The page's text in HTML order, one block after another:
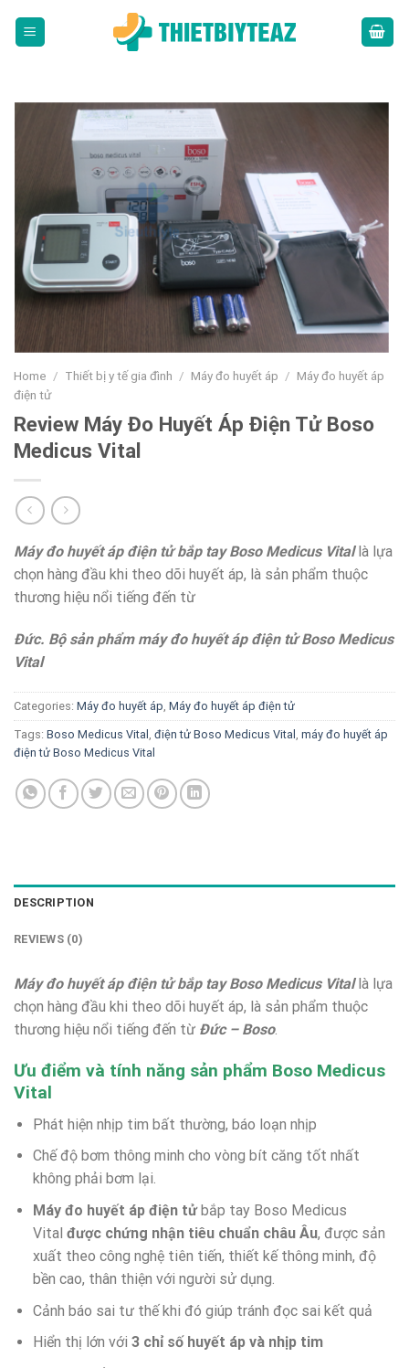
Home / Thiết bị y tế gia đình / Máy đo huyết áp / Máy đo huyết áp
điện tử
Review Máy Đo Huyết Áp Điện Tử Boso
Medicus Vital
Máy đo huyết áp điện tử bắp tay Boso Medicus Vitallà lựa
chọn hàng đầu khi theo dõi huyết áp, là sản phẩm thuộc
thương hiệu nổi tiếng đến từ
Đức. Bộ sản phẩm máy đo huyết áp điện tử Boso Medicus
Vital
Categories: Máy đo huyết áp, Máy đo huyết áp điện tử
Tags: Boso Medicus Vital , điện tử Boso Medicus Vital , máy đo huyết áp
điện tử Boso Medicus Vital
DESCRIPTION
REVIEWS (0)
Máy đo huyết áp điện tử bắp tay Boso Medicus Vital là lựa
chọn hàng đầu khi theo dõi huyết áp, là sản phẩm thuộc
thương hiệu nổi tiếng đến từ Đức – Boso.
Ưu điểm và tính năng sản phẩm Boso Medicus
Vital
Phát hiện nhịp tim bất thường, báo loạn nhịp
Chế độ bơm thông minh cho vòng bít căng tốt nhất
không phải bơm lại.
Máy đo huyết áp điện tửbắp tay Boso Medicus
Vital được chứng nhận tiêu chuẩn châu Âu, được sản
xuất theo công nghệ tiên tiến, thiết kế thông minh, độ
bền cao, thân thiện với người sử dụng.
Cảnh báo sai tư thế khi đó giúp tránh đọc sai kết quả
Hiển thị lớn với 3 chỉ số huyết áp và nhịp tim